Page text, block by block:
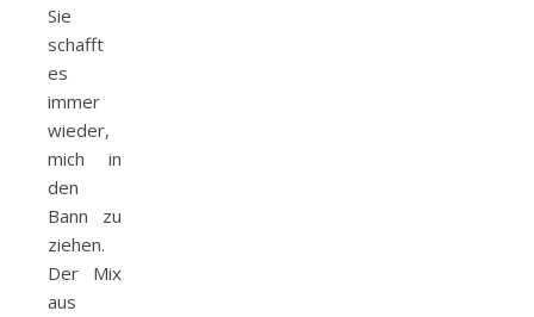
Sie
schafft
es
immer
wieder,
mich in
den
Bann zu
ziehen.
Der Mix
aus